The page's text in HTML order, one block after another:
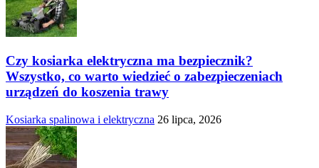
Czy kosiarka elektryczna ma bezpiecznik?
Wszystko, co warto wiedzieć o zabezpieczeniach
urządzeń do koszenia trawy
Kosiarka spalinowa i elektryczna 26 lipca, 2026